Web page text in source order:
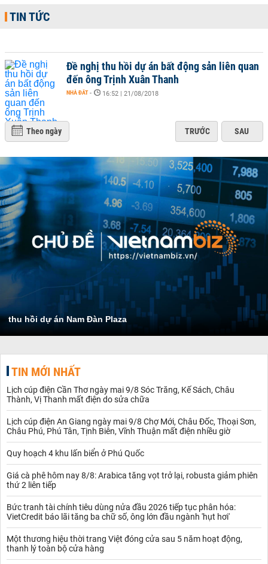
TIN TỨC
Đề nghị thu hồi dự án bất động sản liên quan
đến ông Trịnh Xuân Thanh
NHÀ ĐẤT - 16:52 | 21/08/2018
Theo ngày TRƯỚC SAU
thu hồi dự án Nam Đàn Plaza
TIN MỚI NHẤT
Lịch cúp điện Cần Thơ ngày mai 9/8 Sóc Trăng, Kế Sách, Châu
Thành, Vị Thanh mất điện do sửa chữa
Lịch cúp điện An Giang ngày mai 9/8 Chợ Mới, Châu Đốc, Thoại Sơn,
Châu Phú, Phú Tân, Tịnh Biên, Vĩnh Thuận mất điện nhiều giờ
Quy hoạch 4 khu lấn biển ở Phú Quốc
Giá cà phê hôm nay 8/8: Arabica tăng vọt trở lại, robusta giảm phiên
thứ 2 liên tiếp
Bức tranh tài chính tiêu dùng nửa đầu 2026 tiếp tục phân hóa:
VietCredit báo lãi tăng ba chữ số, ông lớn đầu ngành 'hụt hơi'
Một thương hiệu thời trang Việt đóng cửa sau 5 năm hoạt động,
thanh lý toàn bộ cửa hàng